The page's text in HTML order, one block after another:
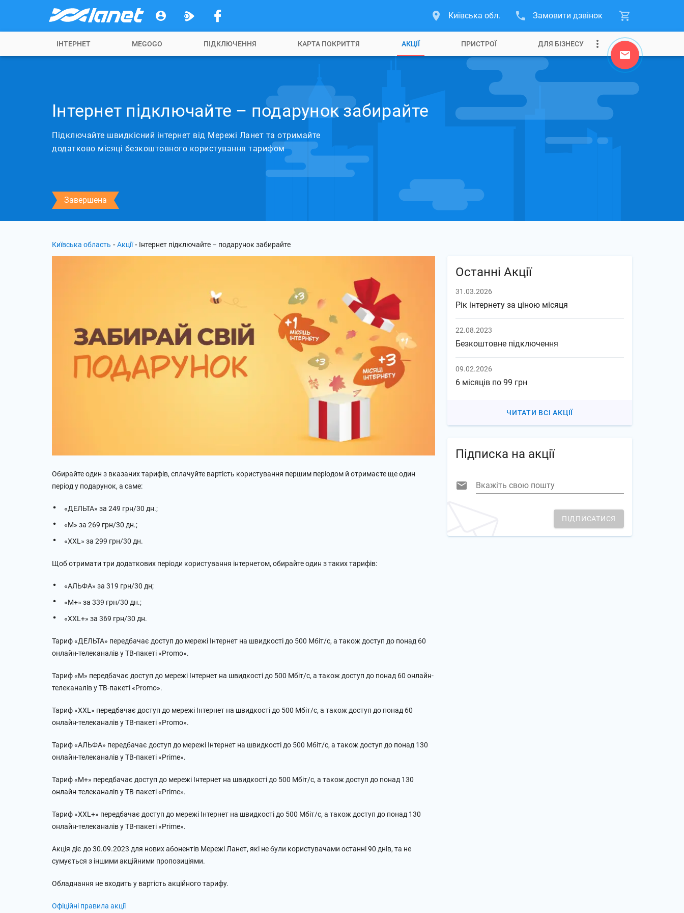
Київська обл. Замовити дзвінок
ІНТЕРНЕТ MEGOGO ПІДКЛЮЧЕННЯ КАРТА ПОКРИТТЯ АКЦІЇ ПРИСТРОЇ ДЛЯ БІЗНЕСУ
Інтернет підключайте – подарунок забирайте
Підключайте швидкісний інтернет від Мережі Ланет та отримайте
додатково місяці безкоштовного користування тарифом
Завершена
Київська область - Акції - Інтернет підключайте – подарунок забирайте
Обирайте один з вказаних тарифів, сплачуйте вартість користування першим періодом й отримаєте ще один
період у подарунок, а саме:
«ДЕЛЬТА» за 249 грн/30 дн.;
«M» за 269 грн/30 дн.;
«XXL» за 299 грн/30 дн.
Щоб отримати три додаткових періоди користування інтернетом, обирайте один з таких тарифів:
«АЛЬФА» за 319 грн/30 дн;
«M+» за 339 грн/30 дн.;
«XXL+» за 369 грн/30 дн.
Тариф «ДЕЛЬТА» передбачає доступ до мережі Інтернет на швидкості до 500 Мбіт/с, а також доступ до понад 60
онлайн-телеканалів у ТВ-пакеті «Promo».
Тариф «M» передбачає доступ до мережі Інтернет на швидкості до 500 Мбіт/с, а також доступ до понад 60 онлайн-
телеканалів у ТВ-пакеті «Promo».
Тариф «XXL» передбачає доступ до мережі Інтернет на швидкості до 500 Мбіт/с, а також доступ до понад 60
онлайн-телеканалів у ТВ-пакеті «Promo».
Тариф «АЛЬФА» передбачає доступ до мережі Інтернет на швидкості до 500 Мбіт/с, а також доступ до понад 130
онлайн-телеканалів у ТВ-пакеті «Prime».
Тариф «M+» передбачає доступ до мережі Інтернет на швидкості до 500 Мбіт/с, а також доступ до понад 130
онлайн-телеканалів у ТВ-пакеті «Prime».
Тариф «XXL+» передбачає доступ до мережі Інтернет на швидкості до 500 Мбіт/с, а також доступ до понад 130
онлайн-телеканалів у ТВ-пакеті «Prime».
Акція діє до 30.09.2023 для нових абонентів Мережі Ланет, які не були користувачами останні 90 днів, та не
сумується з іншими акційними пропозиціями.
Обладнання не входить у вартість акційного тарифу.
Офіційні правила акції
Останні Акції
31.03.2026
Рік інтернету за ціною місяця
22.08.2023
Безкоштовне підключення
09.02.2026
6 місяців по 99 грн
ЧИТАТИ ВСІ АКЦІЇ
Підписка на акції
Вкажіть свою пошту
ПІДПИСАТИСЯ